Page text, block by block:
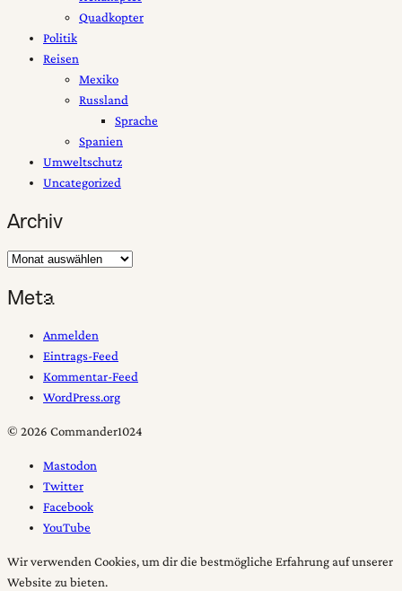
Quadkopter
Politik
Reisen
Mexiko
Russland
Sprache
Spanien
Umweltschutz
Uncategorized
Archiv
Archiv
Meta
Anmelden
Eintrags-Feed
Kommentar-Feed
WordPress.org
© 2026 Commander1024
Mastodon
Twitter
Facebook
YouTube
Wir verwenden Cookies, um dir die bestmögliche Erfahrung auf unserer
Website zu bieten.